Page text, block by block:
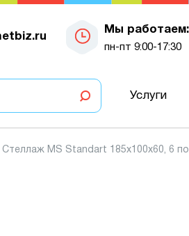
Мы работаем:
пн-пт 9:00-17:30
Услуги
Стеллаж MS Standart 185х100х60, 6